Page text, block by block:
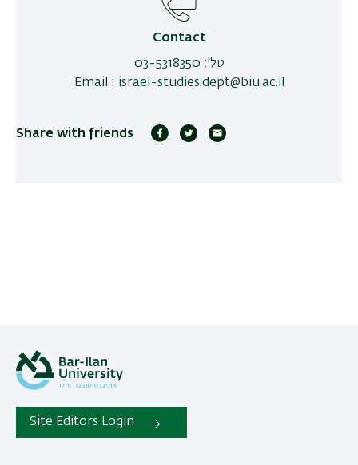
Contact
טל':
03-5318350
email
: israel-studies.dept@biu.ac.il
Share with friends
Site Editors Login